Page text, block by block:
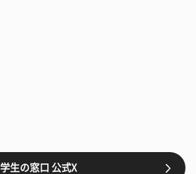
学生の窓口 公式X